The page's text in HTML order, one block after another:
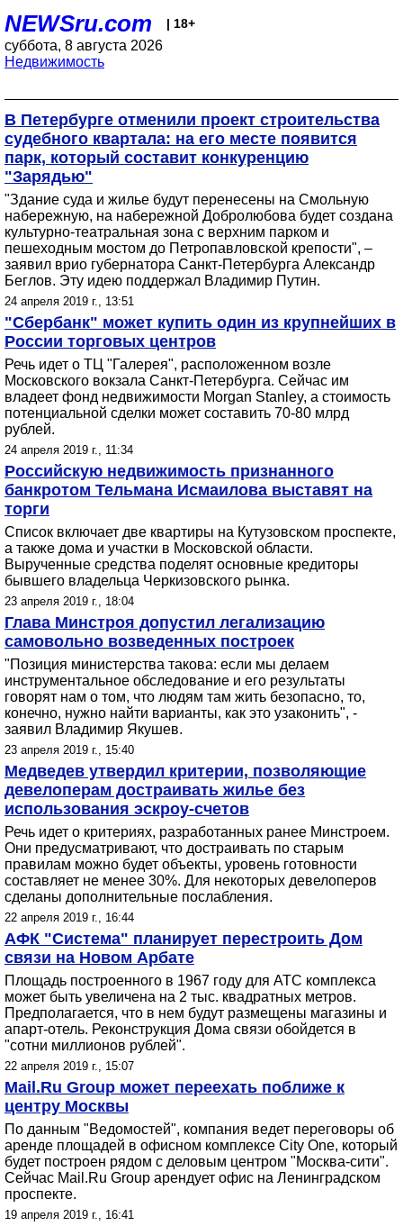
NEWSru.com | 18+
суббота, 8 августа 2026
Недвижимость
В Петербурге отменили проект строительства
судебного квартала: на его месте появится
парк, который составит конкуренцию
"Зарядью"
"Здание суда и жилье будут перенесены на Смольную
набережную, на набережной Добролюбова будет создана
культурно-театральная зона с верхним парком и
пешеходным мостом до Петропавловской крепости", –
заявил врио губернатора Санкт-Петербурга Александр
Беглов. Эту идею поддержал Владимир Путин.
24 апреля 2019 г., 13:51
"Сбербанк" может купить один из крупнейших в
России торговых центров
Речь идет о ТЦ "Галерея", расположенном возле
Московского вокзала Санкт-Петербурга. Сейчас им
владеет фонд недвижимости Morgan Stanley, а стоимость
потенциальной сделки может составить 70-80 млрд
рублей.
24 апреля 2019 г., 11:34
Российскую недвижимость признанного
банкротом Тельмана Исмаилова выставят на
торги
Список включает две квартиры на Кутузовском проспекте,
а также дома и участки в Московской области.
Вырученные средства поделят основные кредиторы
бывшего владельца Черкизовского рынка.
23 апреля 2019 г., 18:04
Глава Минстроя допустил легализацию
самовольно возведенных построек
"Позиция министерства такова: если мы делаем
инструментальное обследование и его результаты
говорят нам о том, что людям там жить безопасно, то,
конечно, нужно найти варианты, как это узаконить", -
заявил Владимир Якушев.
23 апреля 2019 г., 15:40
Медведев утвердил критерии, позволяющие
девелоперам достраивать жилье без
использования эскроу-счетов
Речь идет о критериях, разработанных ранее Минстроем.
Они предусматривают, что достраивать по старым
правилам можно будет объекты, уровень готовности
составляет не менее 30%. Для некоторых девелоперов
сделаны дополнительные послабления.
22 апреля 2019 г., 16:44
АФК "Система" планирует перестроить Дом
связи на Новом Арбате
Площадь построенного в 1967 году для АТС комплекса
может быть увеличена на 2 тыс. квадратных метров.
Предполагается, что в нем будут размещены магазины и
апарт-отель. Реконструкция Дома связи обойдется в
"сотни миллионов рублей".
22 апреля 2019 г., 15:07
Mail.Ru Group может переехать поближе к
центру Москвы
По данным "Ведомостей", компания ведет переговоры об
аренде площадей в офисном комплексе City One, который
будет построен рядом с деловым центром "Москва-сити".
Сейчас Mail.Ru Group арендует офис на Ленинградском
проспекте.
19 апреля 2019 г., 16:41